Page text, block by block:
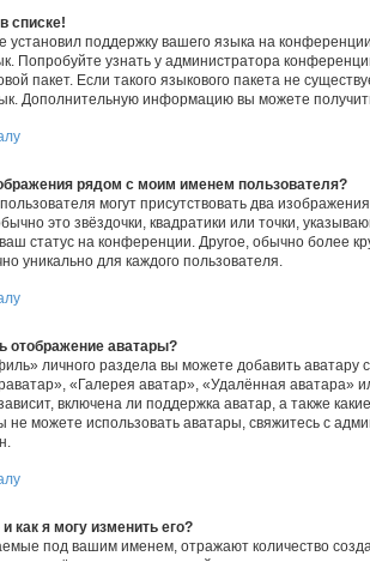
списке!
установил поддержку вашего языка на
Попробуйте узнать у администратора
пакет. Если такого языкового пакета не
Дополнительную информацию вы можете
рядом с моим именем пользователя?
могут присутствовать два
это звёздочки, квадратики или точки,
статус на конференции. Другое, обычно более
уникально для каждого пользователя.
отображение аватары?
личного раздела вы можете добавить аватару
«Галерея аватар», «Удалённая аватара»
включена ли поддержка аватар, а также
не можете использовать аватары, свяжитесь с
как я могу изменить его?
под вашим именем, отражают количество